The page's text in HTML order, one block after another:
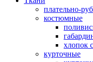
плательно-
костюмные
хлопок
курточные